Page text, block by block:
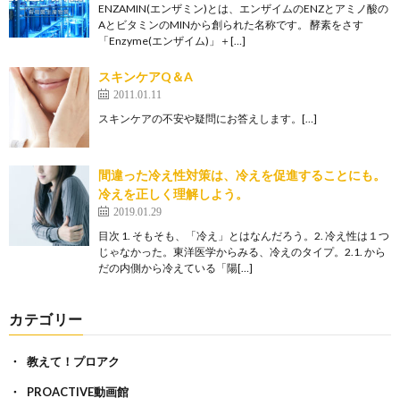
ENZAMIN(エンザミン)とは、エンザイムのENZとアミノ酸の
AとビタミンのMINから創られた名称です。 酵素をさす
「Enzyme(エンザイム)」＋[…]
スキンケアQ＆A
2011.01.11
スキンケアの不安や疑問にお答えします。[…]
間違った冷え性対策は、冷えを促進することにも。
冷えを正しく理解しよう。
2019.01.29
目次 1. そもそも、「冷え」とはなんだろう。2. 冷え性は１つ
じゃなかった。東洋医学からみる、冷えのタイプ。2.1. から
だの内側から冷えている「陽[…]
カテゴリー
教えて！プロアク
PROACTIVE動画館